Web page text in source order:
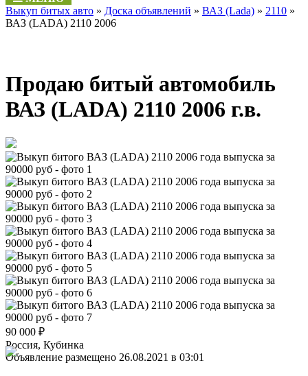
Выкуп битых авто » Доска объявлений » ВАЗ (Lada) » 2110 »
ВАЗ (LADA) 2110 2006
Продаю битый автомобиль
ВАЗ (LADA) 2110 2006 г.в.
90 000 ₽
Россия, Кубинка
Объявление размещено 26.08.2021 в 03:01